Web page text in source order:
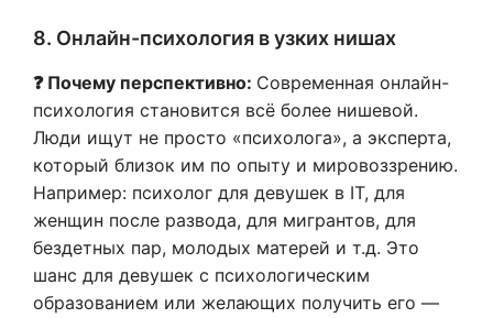
8. Онлайн-психология в узких нишах
❓ Почему перспективно: Современная онлайн-
психология становится всё более нишевой.
Люди ищут не просто «психолога», а эксперта,
который близок им по опыту и мировоззрению.
Например: психолог для девушек в IT, для
женщин после развода, для мигрантов, для
бездетных пар, молодых матерей и т.д. Это
шанс для девушек с психологическим
образованием или желающих получить его —